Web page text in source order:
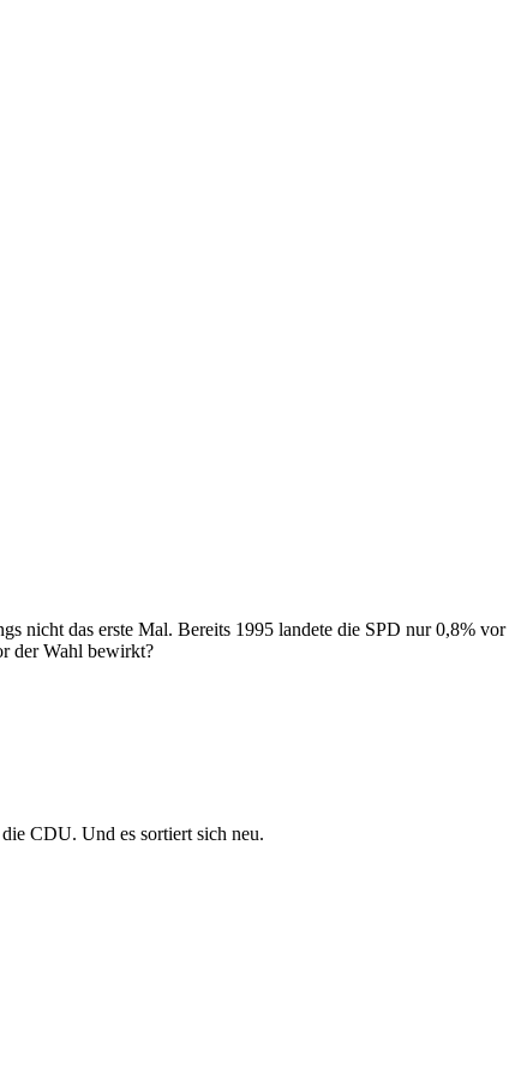
nicht das erste Mal. Bereits 1995 landete die SPD nur 0,8% vor
der Wahl bewirkt?
CDU. Und es sortiert sich neu.